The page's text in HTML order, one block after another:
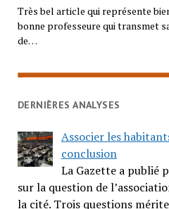
Très bel article qui représente
bonne professeure qui transmet
de…
DERNIÈRES ANALYSES
Associer les
conclusion
La Gazette a publié
sur la question de
la cité. Trois questions